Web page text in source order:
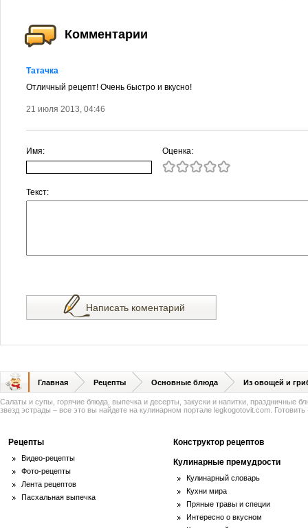
Комментарии
Татачка
Отличный рецепт! Очень быстро и вкусно!
21 июля 2013, 04:46
Имя: Оценка:
Текст:
Написать коментарий
Главная Рецепты Основные блюда Из овощей и
Салаты и супы, горячие блюда, выпечка и десерты, закуски и напитки, праздничные
звезд эстрады – все это вы найдете на кулинарном портале legkogotovit.com. Готовить
Рецепты
Видео-рецепты
Фото-рецепты
Лента рецептов
Пасхальная выпечка
Конструктор рецептов
Кулинарные премудрости
Кулинарный словарь
Кухни мира
Пряные травы и специи
Интересно о вкусном